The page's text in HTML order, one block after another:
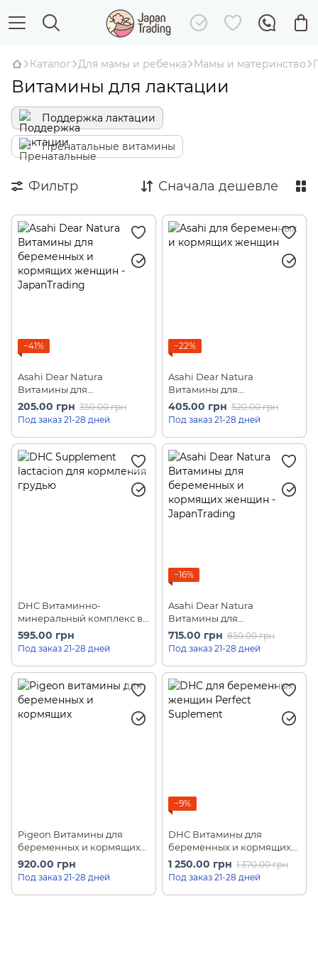
Каталог Для мамы и ребенка Мамы и материнство
Витамины для лактации
Поддержка лактации
Пренатальные витамины
Фильтр Сначала дешевле
−41%
Asahi Dear Natura
Витамины для
беременных и кормящих
женщин 40 шт на 20 дней
205.00 грн 350.00 грн
Под заказ 21-28 дней
−22%
Asahi Dear Natura
Витамины для
беременных и кормящих
женщин 120шт на 60 дней
405.00 грн 520.00 грн
Под заказ 21-28 дней
DHC Витаминно-
минеральный комплекс в
период лактации Vitamins
& Minerals For Lactation
120шт на 30 дней
595.00 грн
Под заказ 21-28 дней
−16%
Asahi Dear Natura
Витамины для
беременных и кормящих
женщин 180 шт на 90 дней
715.00 грн 850.00 грн
Под заказ 21-28 дней
Pigeon Витамины для
беременных и кормящих
женщин 90 шт на 30 дней
920.00 грн
Под заказ 21-28 дней
−9%
DHC Витамины для
беременных и кормящих
мам Perfect Suplement
90шт на 30 дней
1 250.00 грн 1 370.00 грн
Под заказ 21-28 дней